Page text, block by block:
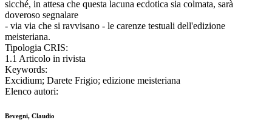
sicché, in attesa che questa lacuna ecdotica sia colmata, sarà
doveroso segnalare
- via via che si ravvisano - le carenze testuali dell'edizione
meisteriana.
Tipologia CRIS:
1.1 Articolo in rivista
Keywords:
Excidium; Darete Frigio; edizione meisteriana
Elenco autori:
Bevegni, Claudio